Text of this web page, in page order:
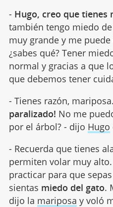
- Hugo, creo que tienes
también tengo miedo
muy grande y me
¿sabes qué? Tener
normal y gracias a que
que debemos tener
- Tienes razón, mariposa.
paralizado! No me
por el árbol? - dijo Hugo
- Recuerda que tienes
permiten volar muy
practicar para que
sientas miedo del gato.
dijo la mariposa y voló